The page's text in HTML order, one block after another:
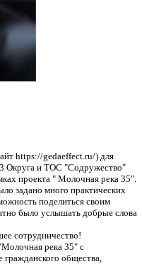
https://gedaeffect.ru/) для
Округа и ТОС "Содружество"
проекта " Молочная река 35".
задано много практических
поделиться своим
было услышать добрые слова
сотрудничество!
река 35" с
гражданского общества,